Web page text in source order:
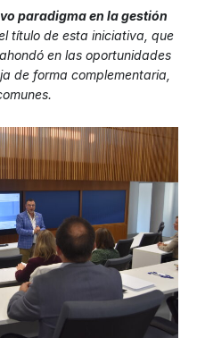
paradigma en la gestión
título de esta iniciativa, que
en las oportunidades
de forma complementaria,